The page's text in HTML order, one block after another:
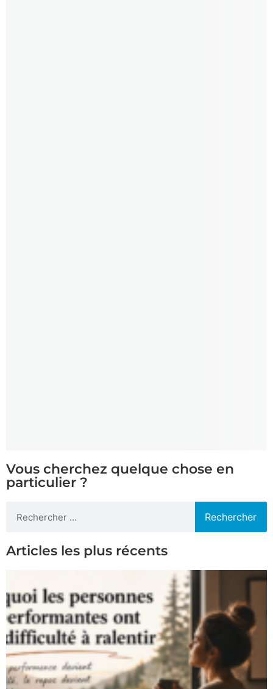
Vous cherchez quelque chose en
particulier ?
Rechercher
Articles les plus récents